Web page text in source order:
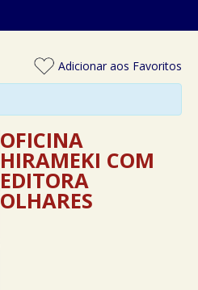
Adicionar aos Favoritos
OFICINA
HIRAMEKI COM
EDITORA
OLHARES